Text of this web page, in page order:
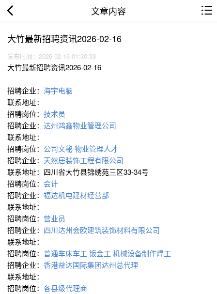
文章内容
大竹最新招聘资讯2026-02-16
发布时间：2026-02-16 01:30:33
大竹最新招聘资讯2026-02-16
招聘企业： 海宇电脑
联系地址：
招聘岗位： 技术员
招聘企业： 达州鸿鑫物业管理公司
联系地址：
招聘岗位： 公司文秘物业管理人才
招聘企业： 天然居装饰工程有限公司
联系地址：四川省大竹县锦绣苑三区33-34号
招聘岗位： 会计
招聘企业： 福达机电建材经营部
联系地址：
招聘岗位： 营业员
招聘企业： 四川达州会欧建筑装饰材料有限公司
联系地址：
招聘岗位： 普通车床车工 钣金工 机械设备制作焊工
招聘企业： 香港益达国际集团达州总代理
联系地址：
招聘岗位： 各县级代理商